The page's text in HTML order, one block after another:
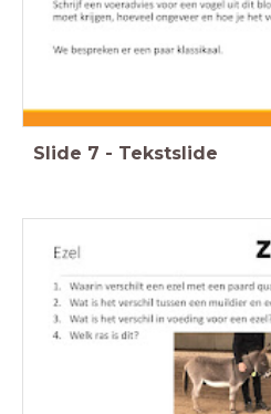
Slide 7 - Tekstslide